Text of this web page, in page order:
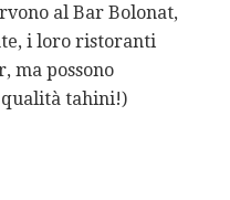
al Bar Bolonat,
i loro ristoranti
ma possono
tahini!)